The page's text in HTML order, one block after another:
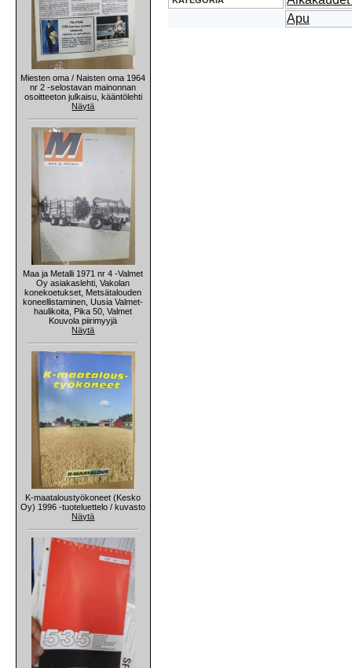
Miesten oma / Naisten oma 1964
nr 2 -selostavan mainonnan
osoitteeton julkaisu, kääntölehti
Näytä
Maa ja Metalli 1971 nr 4 -Valmet
Oy asiakaslehti, Vakolan
konekoetukset, Metsätalouden
koneellistaminen, Uusia Valmet-
haulikoita, Pika 50, Valmet
Kouvola piirimyyjä
Näytä
K-maataloustyökoneet (Kesko
Oy) 1996 -tuoteluettelo / kuvasto
Näytä
Apu